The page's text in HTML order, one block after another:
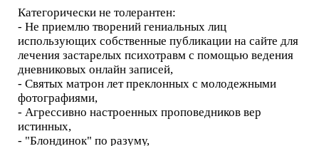
Категорически не толерантен:
- Не приемлю творений гениальных лиц
использующих собственные публикации на сайте для
лечения застарелых психотравм с помощью ведения
дневниковых онлайн записей,
- Святых матрон лет преклонных с молодежными
фотографиями,
- Агрессивно настроенных проповедников вер
истинных,
- "Блондинок" по разуму,